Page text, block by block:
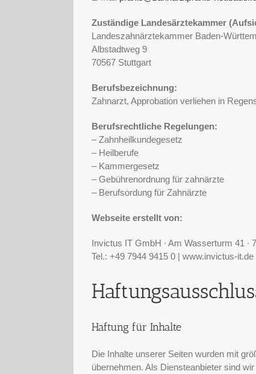
Zuständige Landesärztekammer
Landeszahnärztekammer Baden-
Albstadtweg 9
70567 Stuttgart
Berufsbezeichnung:
Zahnarzt, Approbation verliehen in
Berufsrechtliche Regelungen:
– Zahnheilkundegesetz
– Heilberufe
– Kammergesetz
– Gebührenordnung für zahnärzte
– Berufsordung für Zahnärzte
Webseite erstellt von:
Invictus IT GmbH ∙ Am Wasserturm 41 ∙
Tel.: +49 7944 9415 0 | www.invictus-it.de
Haftung für Inhalte
Die Inhalte unserer Seiten wurden mit
übernehmen. Als Diensteanbieter sind